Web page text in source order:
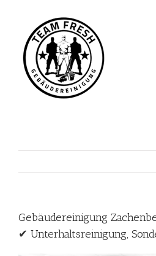
springen
Gebäudereinigung
✔ Unterhaltsreinigung,